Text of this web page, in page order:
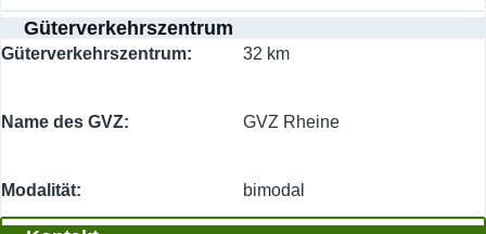
Güterverkehrszentrum
Güterverkehrszentrum 32 km
Name des GVZ GVZ Rheine
Modalität bimodal